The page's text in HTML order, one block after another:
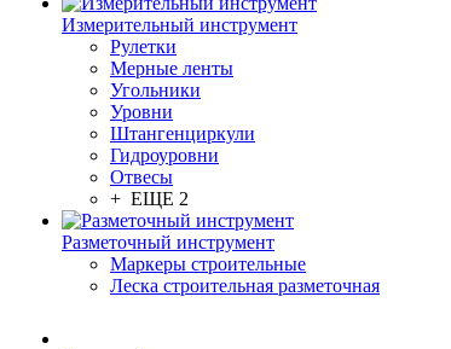
Измерительный инструмент
Рулетки
Мерные ленты
Угольники
Уровни
Штангенциркули
Гидроуровни
Отвесы
+ ЕЩЕ 2
Разметочный инструмент
Маркеры строительные
Леска строительная разметочная